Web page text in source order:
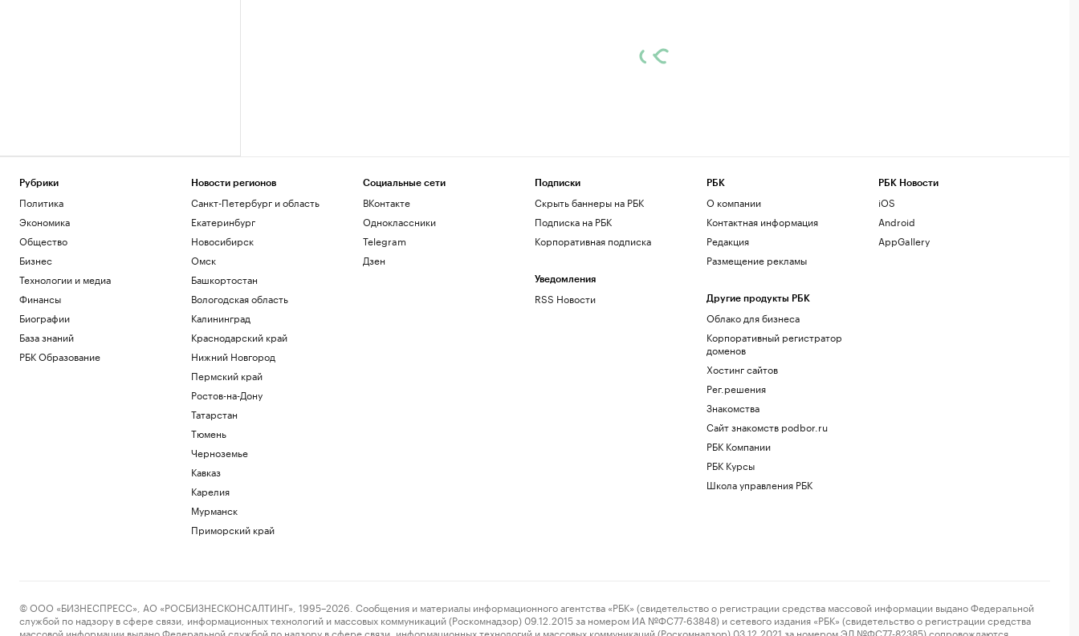
Рубрики
Политика
Экономика
Общество
Бизнес
Технологии и медиа
Финансы
Биографии
База знаний
РБК Образование
Новости регионов
Санкт-Петербург и область
Екатеринбург
Новосибирск
Омск
Башкортостан
Вологодская область
Калининград
Краснодарский край
Нижний Новгород
Пермский край
Ростов-на-Дону
Татарстан
Тюмень
Черноземье
Кавказ
Карелия
Мурманск
Приморский край
Социальные сети
ВКонтакте
Одноклассники
Telegram
Дзен
Подписки
Скрыть баннеры на РБК
Подписка на РБК
Корпоративная подписка
Уведомления
RSS Новости
РБК
О компании
Контактная информация
Редакция
Размещение рекламы
Другие продукты РБК
Облако для бизнеса
Корпоративный регистратор
доменов
Хостинг сайтов
Рег.решения
Знакомства
Сайт знакомств podbor.ru
РБК Компании
РБК Курсы
Школа управления РБК
РБК Новости
iOS
Android
AppGallery
© ООО «БИЗНЕСПРЕСС», АО «РОСБИЗНЕСКОНСАЛТИНГ», 1995–2026. Сообщения и материалы информационного агентства «РБК» (свидетельство о регистрации средства массовой информации выдано Федеральной
службой по надзору в сфере связи, информационных технологий и массовых коммуникаций (Роскомнадзор) 09.12.2015 за номером ИА №ФС77-63848) и сетевого издания «РБК» (свидетельство о регистрации средства
массовой информации выдано Федеральной службой по надзору в сфере связи, информационных технологий и массовых коммуникаций (Роскомнадзор) 03.12.2021 за номером ЭЛ №ФС77-82385) сопровождаются